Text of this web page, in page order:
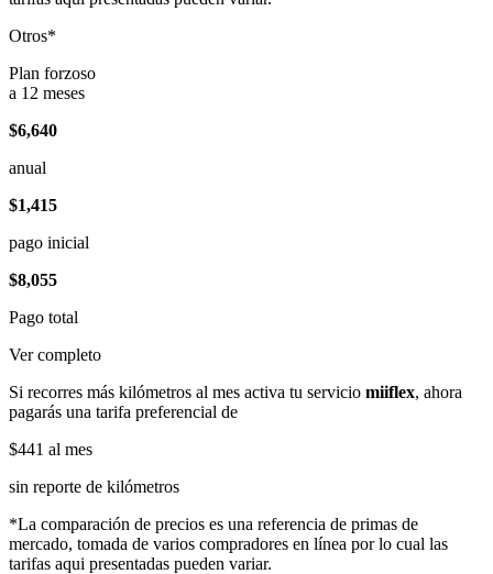
Otros*
Plan forzoso
a 12 meses
$6,640
anual
$1,415
pago inicial
$8,055
Pago total
Ver completo
Si recorres más kilómetros al mes activa tu servicio miiflex, ahora
pagarás una tarifa preferencial de
$441 al mes
sin reporte de kilómetros
*La comparación de precios es una referencia de primas de
mercado, tomada de varios compradores en línea por lo cual las
tarifas aqui presentadas pueden variar.